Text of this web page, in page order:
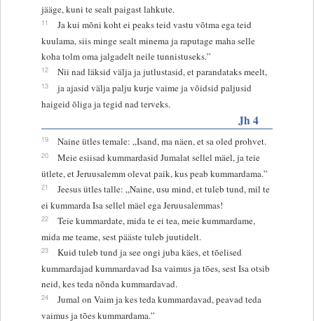
jääge, kuni te sealt paigast lahkute.
11
Ja kui mõni koht ei peaks teid vastu võtma ega teid
kuulama, siis minge sealt minema ja raputage maha selle
koha tolm oma jalgadelt neile tunnistuseks.”
12 Nii nad läksid välja ja jutlustasid, et parandataks meelt,
13
ja ajasid välja palju kurje vaime ja võidsid paljusid
haigeid õliga ja tegid nad terveks.
Jh 4
19 Naine ütles temale: „Isand, ma näen, et sa oled prohvet.
20
Meie esiisad kummardasid Jumalat sellel mäel, ja teie
ütlete, et Jeruusalemm olevat paik, kus peab kummardama.”
21
Jeesus ütles talle: „Naine, usu mind, et tuleb tund, mil te
ei kummarda Isa sellel mäel ega Jeruusalemmas!
22
Teie kummardate, mida te ei tea, meie kummardame,
mida me teame, sest pääste tuleb juutidelt.
23
Kuid tuleb tund ja see ongi juba käes, et tõelised
kummardajad kummardavad Isa vaimus ja tões, sest Isa otsib
neid, kes teda nõnda kummardavad.
24
Jumal on Vaim ja kes teda kummardavad, peavad teda
vaimus ja tões kummardama.”